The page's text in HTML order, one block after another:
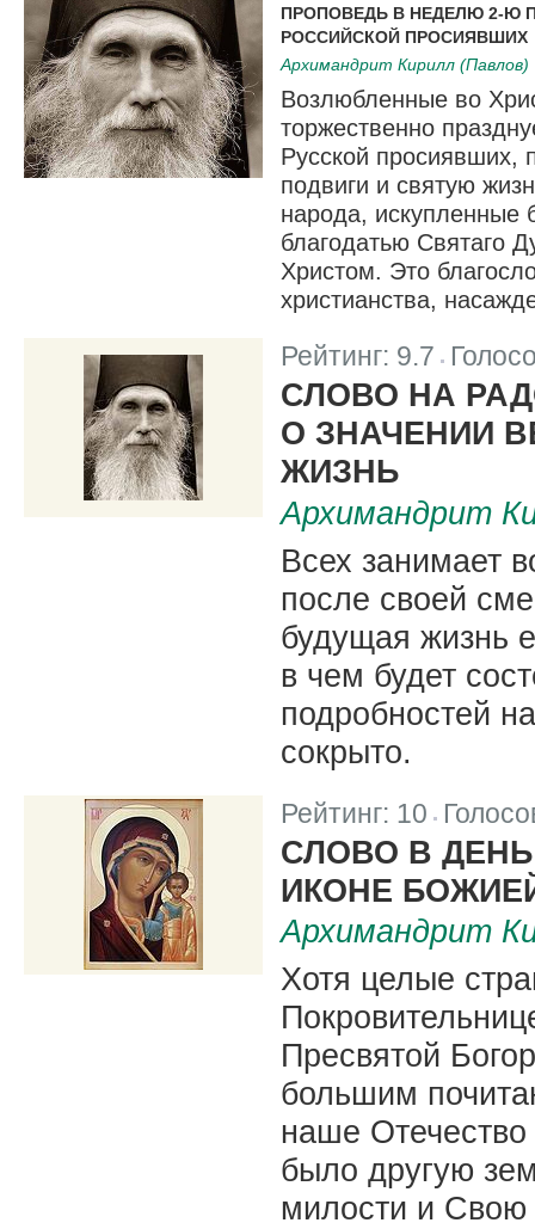
ПРОПОВЕДЬ В НЕДЕЛЮ 2-Ю
РОССИЙСКОЙ ПРОСИЯВШИХ
Архимандрит Кирилл (Павлов)
Возлюбленные во
торжественно
Русской просиявших,
подвиги и святую
народа, искупленные
благодатью Святаго
Христом. Это
христианства,
Рейтинг: 9.7
СЛОВО НА
О ЗНАЧЕНИИ
ЖИЗНЬ
Архимандрит
Всех занимает
после своей
будущая жизнь
в чем будет
подробностей
сокрыто.
Рейтинг: 10 |
СЛОВО В
ИКОНЕ
Архимандрит
Хотя целые
Пресвятой
большим
наше
было другую
милости и Свою